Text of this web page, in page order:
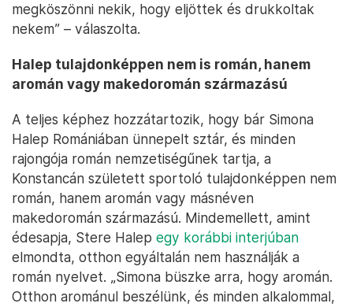
megköszönni nekik, hogy eljöttek és drukkoltak
nekem” – válaszolta.
Halep tulajdonképpen nem is román, hanem
aromán vagy makedoromán származású
A teljes képhez hozzátartozik, hogy bár Simona
Halep Romániában ünnepelt sztár, és minden
rajongója román nemzetiségűnek tartja, a
Konstancán született sportoló tulajdonképpen nem
román, hanem aromán vagy másnéven
makedoromán származású. Mindemellett, amint
édesapja, Stere Halep egy korábbi interjúban
elmondta, otthon egyáltalán nem használják a
román nyelvet. „Simona büszke arra, hogy aromán.
Otthon arománul beszélünk, és minden alkalommal,